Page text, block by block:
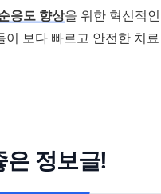
응도 향상을 위한 혁신적인
이 보다 빠르고 안전한 치료
은 정보글!